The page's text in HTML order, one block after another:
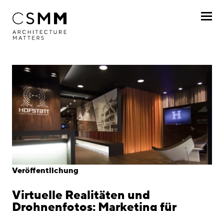
Profil
Leistungen
Projekte
Journal
Awards
Standorte
Veröffentlichung
Virtuelle Realitäten und
Drohnenfotos: Marketing für